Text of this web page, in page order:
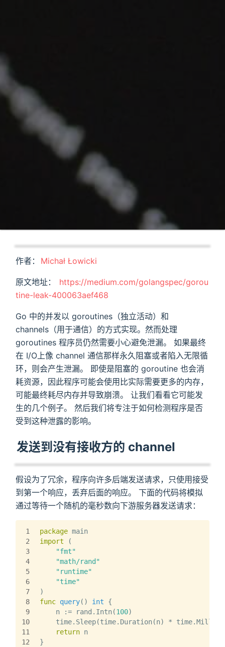
作者： Michał Łowicki
原文地址：
https://medium.com/golangspec/gorou
tine-leak-400063aef468
Go 中的并发以 goroutines（独立活动）和
channels（用于通信）的方式实现。然而处理
goroutines 程序员仍然需要小心避免泄漏。 如果最终
在 I/O上像 channel 通信那样永久阻塞或者陷入无限循
环，则会产生泄漏。 即使是阻塞的 goroutine 也会消
耗资源，因此程序可能会使用比实际需要更多的内存，
可能最终耗尽内存并导致崩溃。 让我们看看它可能发
生的几个例子。 然后我们将专注于如何检测程序是否
受到这种泄露的影响。
发送到没有接收方的 channel
假设为了冗余，程序向许多后端发送请求，只使用接受
到第一个响应，丢弃后面的响应。 下面的代码将模拟
通过等待一个随机的毫秒数向下游服务器发送请求：
1
2
3
4
5
6
7
8
9
10
11
12
package main
import (
"fmt"
"math/rand"
"runtime"
"time"
)
func query() int {
    n := rand.Intn(
100)
time.Sleep(time.Duration(n) *
return n
}